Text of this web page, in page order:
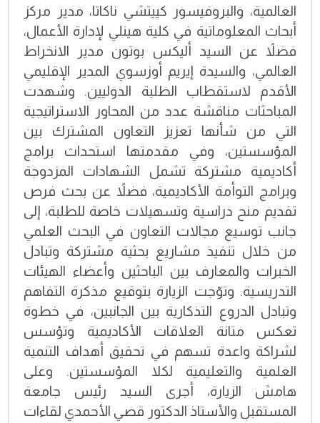
العالمية، والبروفيسور كييتشي ناكاتا، مدير مركز
أبحاث المعلوماتية في كلية هينلي لإدارة الأعمال،
فضلاً عن السيد أليكس بوتون مدير الانخراط
العالمي، والسيدة إيريم أوزسوي المدير الإقليمي
الأقدم لاستقطاب الطلبة الدوليين. وشهدت
المباحثات مناقشة عدد من المحاور الاستراتيجية
التي من شأنها تعزيز التعاون المشترك بين
المؤسستين، وفي مقدمتها استحداث برامج
أكاديمية مشتركة تشمل الشهادات المزدوجة
وبرامج التوأمة الأكاديمية، فضلاً عن بحث فرص
تقديم منح دراسية وتسهيلات خاصة للطلبة، إلى
جانب توسيع مجالات التعاون في البحث العلمي
من خلال تنفيذ مشاريع بحثية مشتركة وتبادل
الخبرات والمعارف بين الباحثين وأعضاء الهيئات
التدريسية. وتوّجت الزيارة بتوقيع مذكرة التفاهم
وتبادل الدروع التذكارية بين الجانبين، في خطوة
تعكس متانة العلاقات الأكاديمية وتؤسس
لشراكة واعدة تسهم في تحقيق أهداف التنمية
العلمية والتعليمية لكلا المؤسستين. وعلى
هامش الزيارة، أجرى السيد رئيس جامعة
المستقبل والأستاذ الدكتور قصي الأحمدي لقاءات